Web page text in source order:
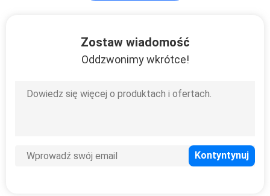
Systemy ekstrakcji
Zostaw wiadomość
Oddzwonimy wkrótce!